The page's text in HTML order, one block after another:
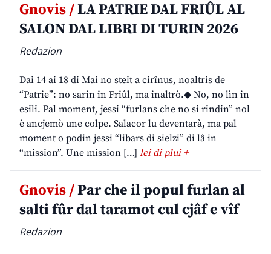
Gnovis /LA PATRIE DAL FRIÛL AL
SALON DAL LIBRI DI TURIN 2026
Redazion
Dai 14 ai 18 di Mai no steit a cirînus, noaltris de
“Patrie”: no sarin in Friûl, ma inaltrò.◆ No, no lìn in
esili. Pal moment, jessi “furlans che no si rindin” nol
è ancjemò une colpe. Salacor lu deventarà, ma pal
moment o podin jessi “libars di sielzi” di lâ in
“mission”. Une mission […] lei di plui +
Gnovis /Par che il popul furlan al
salti fûr dal taramot cul cjâf e vîf
Redazion